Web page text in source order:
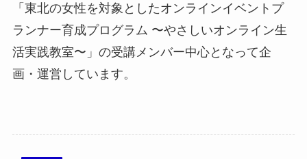
「東北の女性を対象としたオンラインイベントプ
ランナー育成プログラム 〜やさしいオンライン生
活実践教室〜」の受講メンバー中心となって企
画・運営しています。